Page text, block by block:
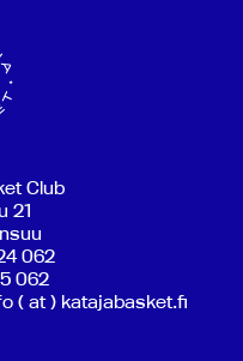
Club
21
062
062
( at ) katajabasket.fi